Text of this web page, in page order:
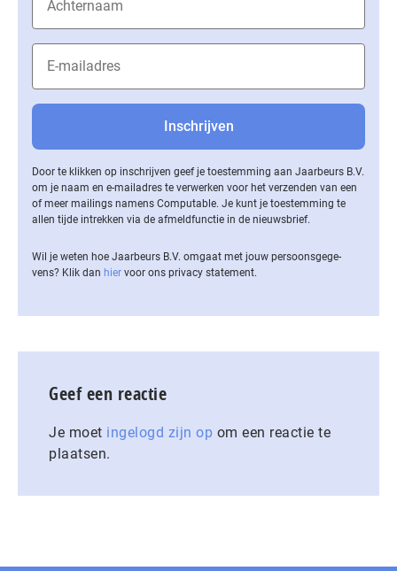
Door te klikken op inschrijven geef je toestemming aan Jaarbeurs B.V.
om je naam en e-mailadres te verwerken voor het verzenden van een
of meer mailings namens Computable. Je kunt je toestemming te
allen tijde intrekken via de af­meld­func­tie in de nieuwsbrief.
Wil je weten hoe Jaarbeurs B.V. omgaat met jouw per­soons­ge­ge­
vens? Klik dan hier voor ons privacy statement.
Geef een reactie
Je moet ingelogd zijn op om een reactie te
plaatsen.